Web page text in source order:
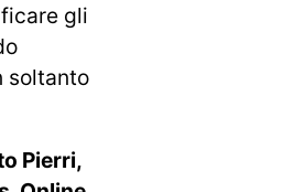
gli
soltanto
Pierri,